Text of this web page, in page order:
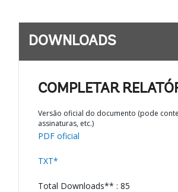
DOWNLOADS
COMPLETAR
Versão oficial do documento (pode
assinaturas, etc.)
PDF oficial
TXT*
Total Downloads** : 85